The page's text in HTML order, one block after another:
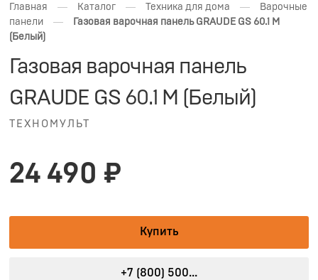
Главная — Каталог — Техника для дома —
Варочные
панели
—
Газовая варочная панель GRAUDE GS 60.1 M
(Белый)
Газовая варочная панель
GRAUDE GS 60.1 M (Белый)
ТЕХНОМУЛЬТ
24 490 ₽
Купить
+7 (800) 500...